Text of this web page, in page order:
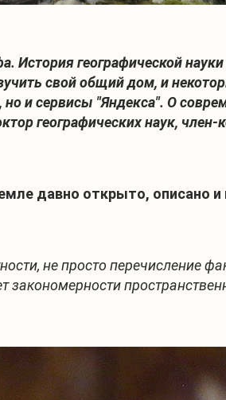
История географической
свой общий дом, и
но и сервисы "Яндекса". О
географических наук, член-
давно открыто, описано и
не просто перечисление
закономерности